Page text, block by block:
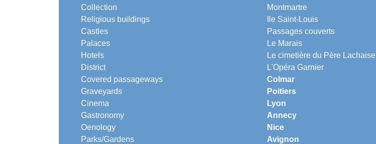
Collection
Religious buildings
Castles
Palaces
Hotels
District
Covered passageways
Graveyards
Cinema
Gastronomy
Oenology
Parks/Gardens
Montmartre
Ile Saint-Louis
Passages couverts
Le Marais
Le cimetière du Père Lachaise
L'Opéra Garnier
Colmar
Poitiers
Lyon
Annecy
Nice
Avignon